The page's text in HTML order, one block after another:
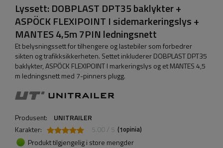
Lyssett: DOBPLAST DPT35 baklykter +
ASPÖCK FLEXIPOINT I sidemarkeringslys +
MANTES 4,5m 7PIN ledningsnett
Et belysningssett for tilhengere og lastebiler som forbedrer
sikten og trafikksikkerheten. Settet inkluderer DOBPLAST DPT35
baklykter, ASPÖCK FLEXIPOINT I markeringslys og et MANTES 4,5
m ledningsnett med 7-pinners plugg.
Produsent:
UNITRAILER
Karakter:
5.00 / 5 (1opinia)
Produkt tilgjengelig i store mengder